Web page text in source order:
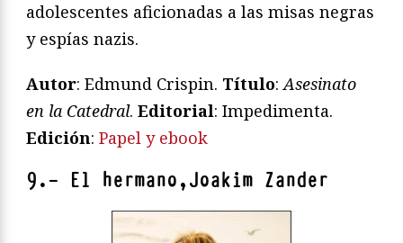
adolescentes aficionadas a las misas negras
y espías nazis.
Autor: Edmund Crispin. Título:Asesinato
en la Catedral. Editorial: Impedimenta.
Edición: Papel y ebook
9.- El hermano,Joakim Zander